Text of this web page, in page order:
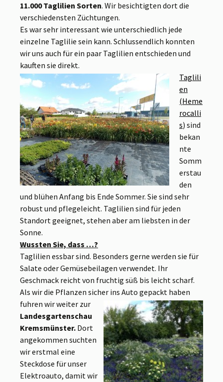
11.000 Taglilien Sorten. Wir besichtigten dort die
verschiedensten Züchtungen.
Es war sehr interessant wie unterschiedlich jede
einzelne Taglilie sein kann. Schlussendlich konnten
wir uns auch für ein paar Taglilien entschieden und
kauften sie direkt.
Taglili
en
(Heme
rocalli
s) sind
bekan
nte
Somm
erstau
den
und blühen Anfang bis Ende Sommer. Sie sind sehr
robust und pflegeleicht. Taglilien sind für jeden
Standort geeignet, stehen aber am liebsten in der
Sonne.
Wussten Sie, dass …?
Taglilien essbar sind. Besonders gerne werden sie für
Salate oder Gemüsebeilagen verwendet. Ihr
Geschmack reicht von fruchtig süß bis leicht scharf.
Als wir die Pflanzen sicher ins Auto gepackt haben
fuhren wir weiter zur
Landesgartenschau
Kremsmünster. Dort
angekommen suchten
wir erstmal eine
Steckdose für unser
Elektroauto, damit wir